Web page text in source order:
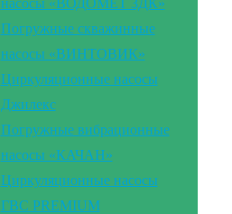
насосы «ВОДОМЕТ 3ДК»
Погружные скважинные
насосы «ВИНТОВИК»
Циркуляционные насосы
Джилекс
Погружные вибрационные
насосы «КАЧАН»
Циркуляционные насосы
ГВС PREMIUM